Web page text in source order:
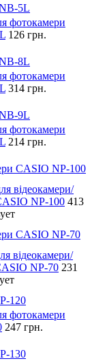
5L
фотокамери
126 грн.
8L
фотокамери
314 грн.
9L
фотокамери
214 грн.
CASIO NP-100
відеокамери/
NP-100 413
CASIO NP-70
відеокамери/
NP-70 231
120
фотокамери
247 грн.
130